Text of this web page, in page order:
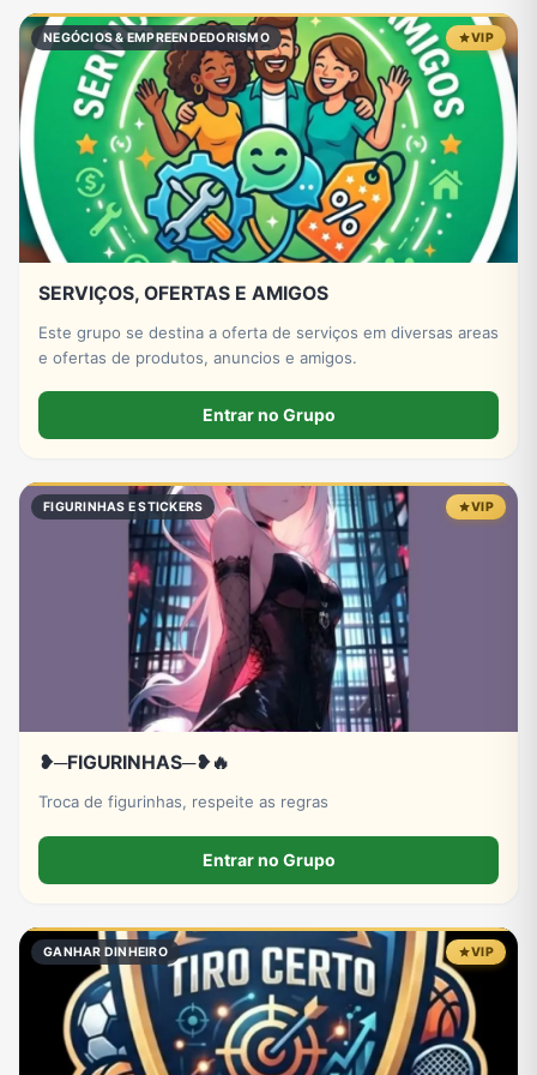
NEGÓCIOS & EMPREENDEDORISMO VIP
SERVIÇOS, OFERTAS E AMIGOS
Este grupo se destina a oferta de serviços em diversas areas
e ofertas de produtos, anuncios e amigos.
Entrar no Grupo
FIGURINHAS E STICKERS VIP
❥─FIGURINHAS─❥🔥
Troca de figurinhas, respeite as regras
Entrar no Grupo
GANHAR DINHEIRO VIP